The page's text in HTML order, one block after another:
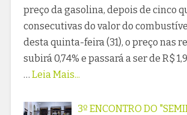
preço da gasolina, depois de cinco
consecutivas do valor do
desta quinta-feira (31), o preço nas
subirá 0,74% e passará a ser de R$
… Leia Mais...
3º ENCONTRO DO